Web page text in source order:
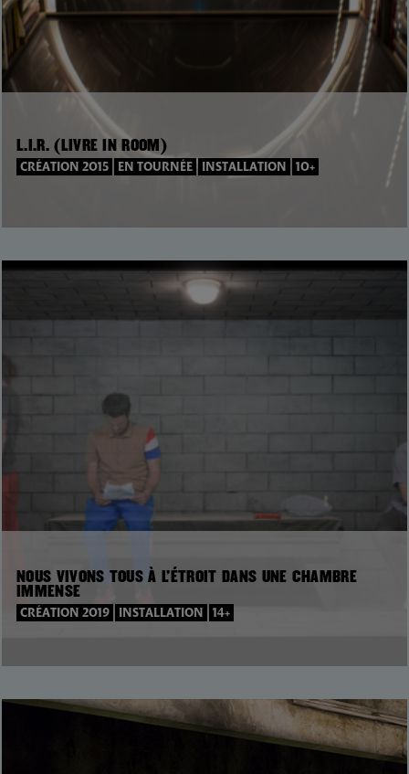
L.I.R. (LIVRE IN ROOM)
CRÉATION 2015 EN TOURNÉE INSTALLATION 10+
NOUS VIVONS TOUS À L’ÉTROIT DANS UNE CHAMBRE
IMMENSE
CRÉATION 2019 INSTALLATION 14+